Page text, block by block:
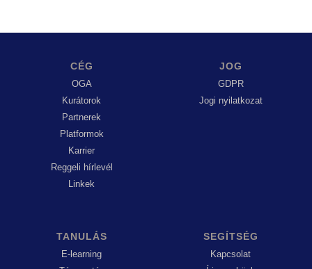
CÉG
OGA
Kurátorok
Partnerek
Platformok
Karrier
Reggeli hírlevél
Linkek
JOG
GDPR
Jogi nyilatkozat
TANULÁS
E-learning
SEGÍTSÉG
Kapcsolat